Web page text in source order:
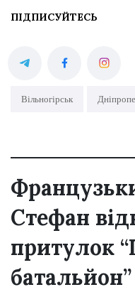
ПІДПИСУЙТЕСЬ
Вільногірськ
Стефан
притулок